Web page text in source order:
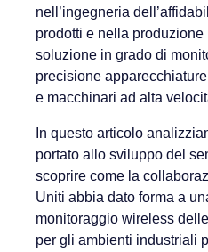
nell’ingegneria
prodotti e nella produzione
soluzione in grado di
precisione
e macchinari ad alta
In questo articolo
portato allo sviluppo del
scoprire come la
Uniti abbia dato forma a
monitoraggio wireless
per gli ambienti industriali